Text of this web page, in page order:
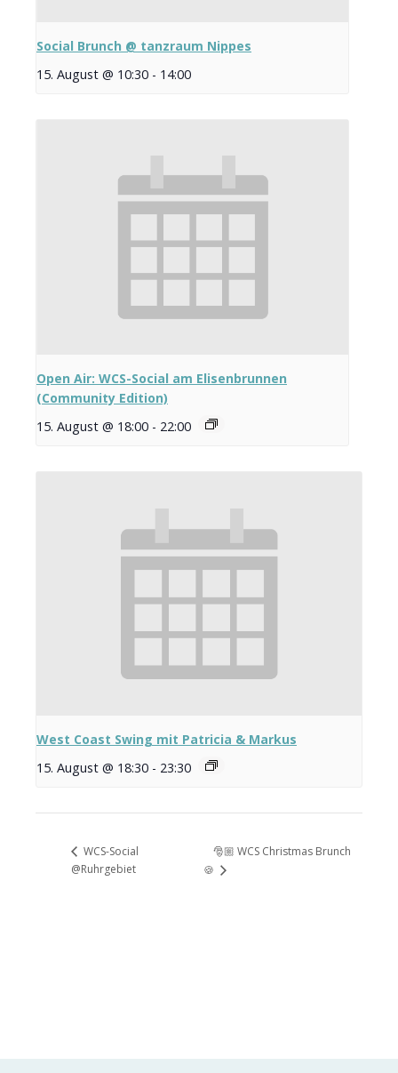
Social Brunch @ tanzraum Nippes
15. August @ 10:30 - 14:00
Open Air: WCS-Social am Elisenbrunnen
(Community Edition)
15. August @ 18:00 - 22:00
West Coast Swing mit Patricia & Markus
15. August @ 18:30 - 23:30
WCS-Social
@Ruhrgebiet
🎅🏼 WCS Christmas Brunch
🍪